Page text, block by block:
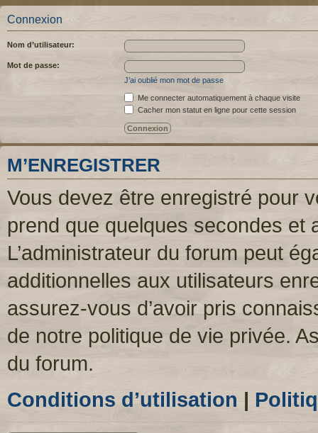
Connexion
Nom d’utilisateur:
Mot de passe:
J’ai oublié mon mot de passe
Me connecter automatiquement à chaque visite
Cacher mon statut en ligne pour cette session
M’ENREGISTRER
Vous devez être enregistré pour
prend que quelques secondes et
L’administrateur du forum peut
additionnelles aux utilisateurs
assurez-vous d’avoir pris
de notre politique de vie privée.
du forum.
Conditions d’utilisation |